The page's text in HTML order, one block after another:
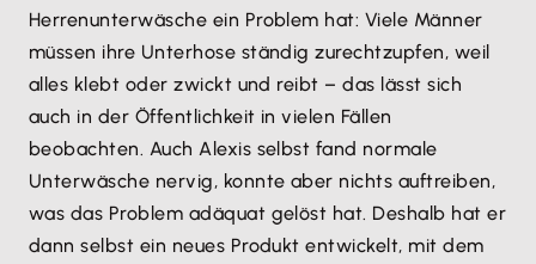
Herrenunterwäsche ein Problem hat: Viele Männer
müssen ihre Unterhose ständig zurechtzupfen, weil
alles klebt oder zwickt und reibt – das lässt sich
auch in der Öffentlichkeit in vielen Fällen
beobachten. Auch Alexis selbst fand normale
Unterwäsche nervig, konnte aber nichts auftreiben,
was das Problem adäquat gelöst hat. Deshalb hat er
dann selbst ein neues Produkt entwickelt, mit dem